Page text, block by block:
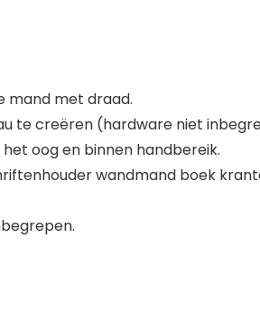
mand met draad.
te creëren (hardware niet
oog en binnen handbereik.
wandmand boek